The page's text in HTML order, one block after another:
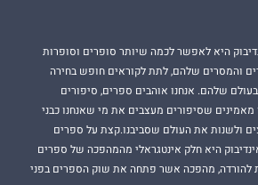
היא לאפשר לכמה שיותר סופרים וסופרות
והמסרים שלהם, לתת לקוראים חופש בחירה
שלהם. אנחנו אוהבים ספרים, סיפורים
מאמינים שסיפורים מעצבים את מי שאנחנו כבני
ולשנות את העולם שסביבנו.קצת על ספרים
היא חלק אינטגראלי מהמהפכה של ספרים
להורדה, מהפכה אשר פתחה את שוק הספרים בפני